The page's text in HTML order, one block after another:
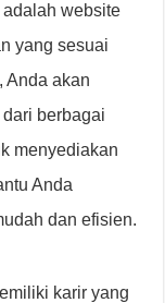
website
yang sesuai
Anda akan
berbagai
menyediakan
Anda
dan efisien.
karir yang